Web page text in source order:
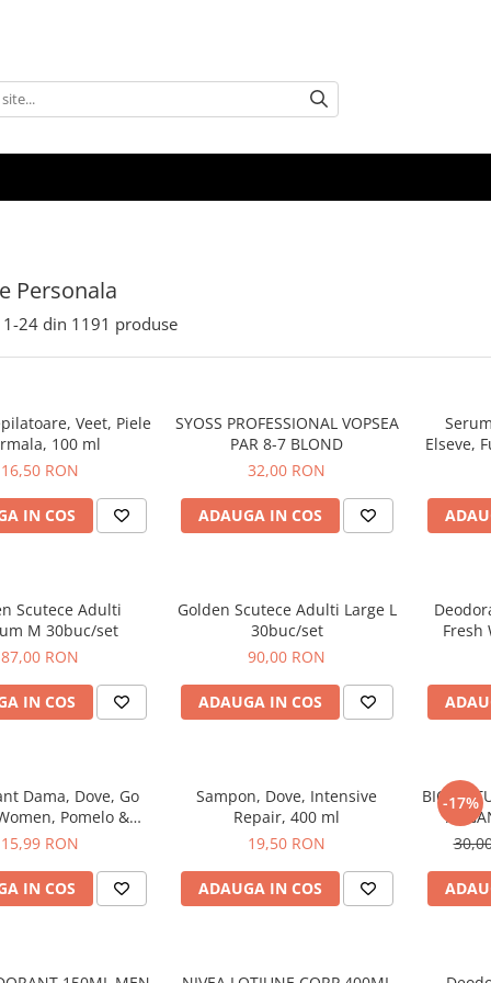
Personala
1-24 din 1191 produse
Veet, Piele
100 ml
16,50 RON
IN COS
SYOSS PROFESSIONAL VOPSEA
PAR 8-7 BLOND
32,00 RON
ADAUGA IN COS
Elseve,
Scutece Adulti
M 30buc/set
87,00 RON
IN COS
Golden Scutece Adulti Large L
30buc/set
90,00 RON
ADAUGA IN COS
Fresh
Dama, Dove, Go
Pomelo &
Spray, 150 ml
15,99 RON
IN COS
Sampon, Dove, Intensive
Repair, 400 ml
19,50 RON
ADAUGA IN COS
-17%
BIO